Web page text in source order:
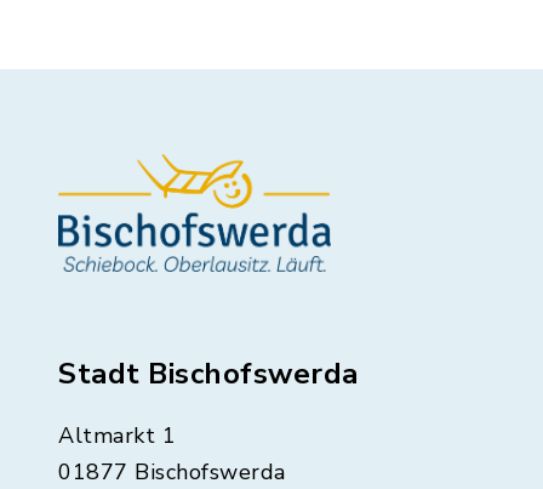
Stadt Bischofswerda
Altmarkt 1
01877 Bischofswerda